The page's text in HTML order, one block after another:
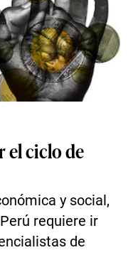
el ciclo de
y social,
requiere ir
de